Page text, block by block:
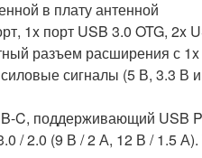
в плату антенной
1x порт USB 3.0 OTG, 2x
разъем расширения с
сигналы (5 В, 3.3 В
C, поддерживающий
/ 2.0 (9 В / 2 А, 12 В / 1.5